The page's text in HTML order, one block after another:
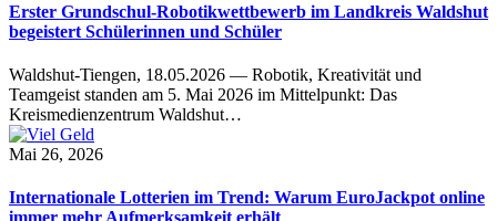
Erster Grundschul-Robotikwettbewerb im Landkreis Waldshut
begeistert Schülerinnen und Schüler
Waldshut-Tiengen, 18.05.2026 — Robotik, Kreativität und
Teamgeist standen am 5. Mai 2026 im Mittelpunkt: Das
Kreismedienzentrum Waldshut…
Mai 26, 2026
Internationale Lotterien im Trend: Warum EuroJackpot online